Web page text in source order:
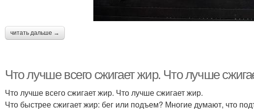
читать дальше →
Что лучше всего сжигает жир. Что лучше
Что лучше всего сжигает жир. Что лучше сжигает жир.
Что быстрее сжигает жир: бег или подъем? Многие думают, что